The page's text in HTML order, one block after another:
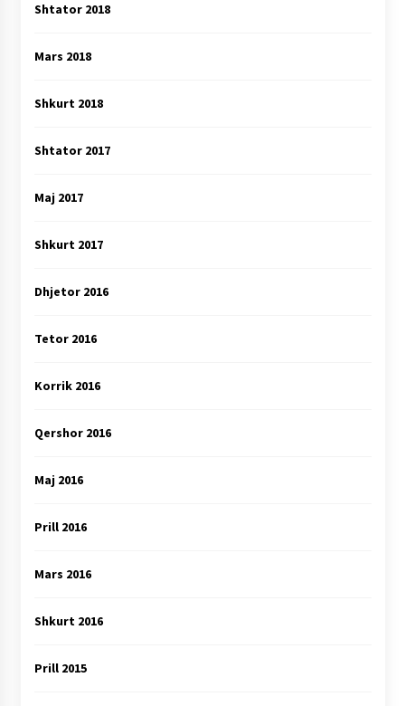
Shtator 2018
Mars 2018
Shkurt 2018
Shtator 2017
Maj 2017
Shkurt 2017
Dhjetor 2016
Tetor 2016
Korrik 2016
Qershor 2016
Maj 2016
Prill 2016
Mars 2016
Shkurt 2016
Prill 2015